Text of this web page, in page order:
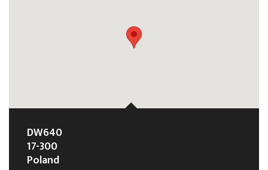
DW640
17-300
Poland